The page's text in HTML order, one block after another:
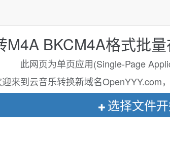
M4A BKCM4A格式批
此网页为单页应用(Single-Page
迎来到云音乐转换新域名OpenYYY.com
选择文件